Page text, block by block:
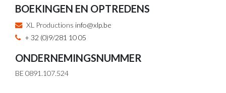
BOEKINGEN EN OPTREDENS
XL Productions info@xlp.be
+ 32 (0)9/281 10 05
ONDERNEMINGSNUMMER
BE 0891.107.524